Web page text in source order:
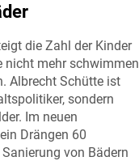
die Zahl der Kinder
nicht mehr schwimmen
Albrecht Schütte ist
sondern
Im neuen
Drängen 60
von Bädern